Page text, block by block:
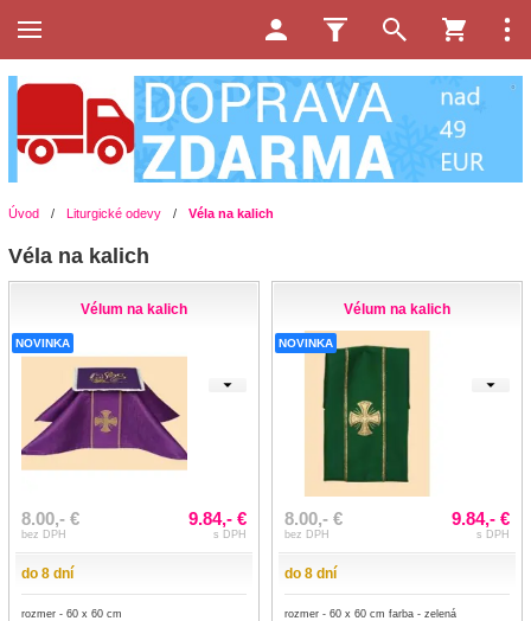
Úvod / Liturgické odevy / Véla na kalich
Véla na kalich
Vélum na kalich
NOVINKA
8.00,- €
bez DPH
9.84,- €
s DPH
do 8 dní
rozmer - 60 x 60 cm
Vélum na kalich
NOVINKA
8.00,- €
bez DPH
9.84,- €
s DPH
do 8 dní
rozmer - 60 x 60 cm farba - zelená